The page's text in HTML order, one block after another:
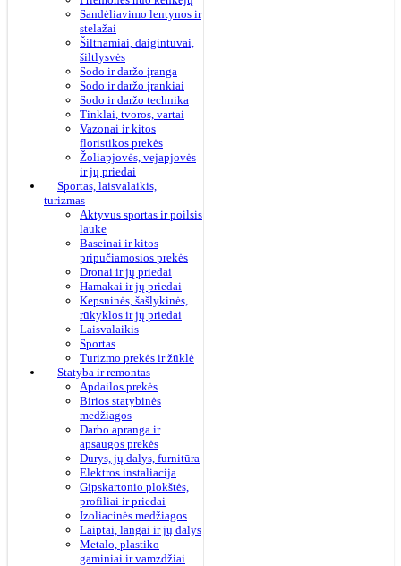
Sandėliavimo lentynos ir
stelažai
Šiltnamiai, daigintuvai,
šiltlysvės
Sodo ir daržo įranga
Sodo ir daržo įrankiai
Sodo ir daržo technika
Tinklai, tvoros, vartai
Vazonai ir kitos
floristikos prekės
Žoliapjovės, vejapjovės
ir jų priedai
Sportas, laisvalaikis,
turizmas
Aktyvus sportas ir poilsis
lauke
Baseinai ir kitos
pripučiamosios prekės
Dronai ir jų priedai
Hamakai ir jų priedai
Kepsninės, šašlykinės,
rūkyklos ir jų priedai
Laisvalaikis
Sportas
Turizmo prekės ir žūklė
Statyba ir remontas
Apdailos prekės
Birios statybinės
medžiagos
Darbo apranga ir
apsaugos prekės
Durys, jų dalys, furnitūra
Elektros instaliacija
Gipskartonio plokštės,
profiliai ir priedai
Izoliacinės medžiagos
Laiptai, langai ir jų dalys
Metalo, plastiko
gaminiai ir vamzdžiai